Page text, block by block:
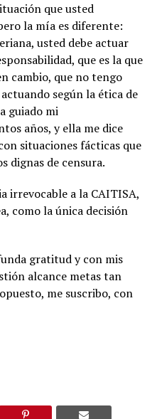
que usted
la mía es diferente:
usted debe actuar
que es la que
cambio, que no tengo
según la ética de
guiado mi
años, y ella me dice
situaciones fácticas que
dignas de censura.
irrevocable a la CAITISA,
como la única decisión
gratitud y con mis
alcance metas tan
me suscribo, con